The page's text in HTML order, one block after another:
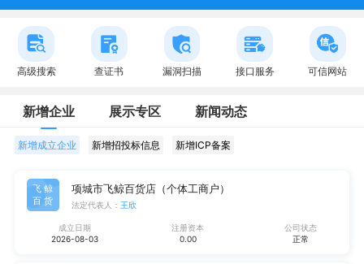
高级搜索 查证书 漏洞扫描 接口服务 可信网站
新增企业 展示专区 新闻动态
新增成立企业 新增招投标信息 新增ICP备案
飞鲸
百货
项城市飞鲸百货店（个体工商户）
法定代表人： 王欣
成立日期
2026-08-03
注册资本
0.00
公司状态
正常